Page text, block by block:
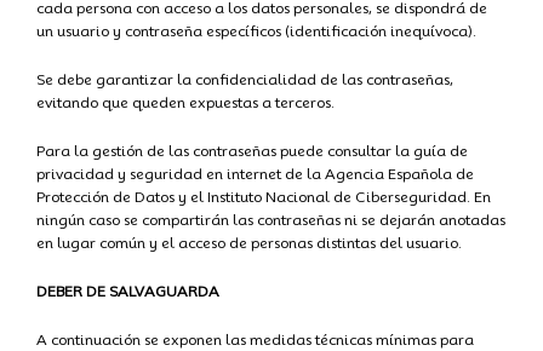
cada persona con acceso a los datos personales, se dispondrá de
un usuario y contraseña específicos (identificación inequívoca).
Se debe garantizar la confidencialidad de las contraseñas,
evitando que queden expuestas a terceros.
Para la gestión de las contraseñas puede consultar la guía de
privacidad y seguridad en internet de la Agencia Española de
Protección de Datos y el Instituto Nacional de Ciberseguridad. En
ningún caso se compartirán las contraseñas ni se dejarán anotadas
en lugar común y el acceso de personas distintas del usuario.
DEBER DE SALVAGUARDA
A continuación se exponen las medidas técnicas mínimas para